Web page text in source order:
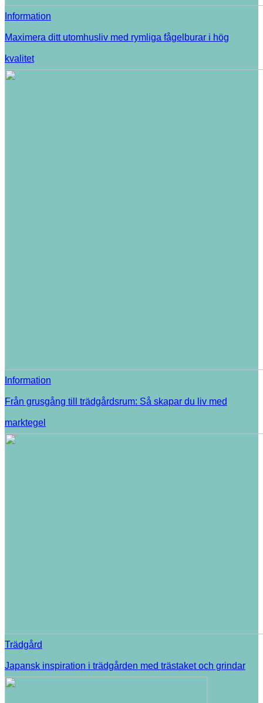
Information
Maximera ditt utomhusliv med rymliga fågelburar i hög
kvalitet
Information
Från grusgång till trädgårdsrum: Så skapar du liv med
marktegel
Trädgård
Japansk inspiration i trädgården med trästaket och grindar